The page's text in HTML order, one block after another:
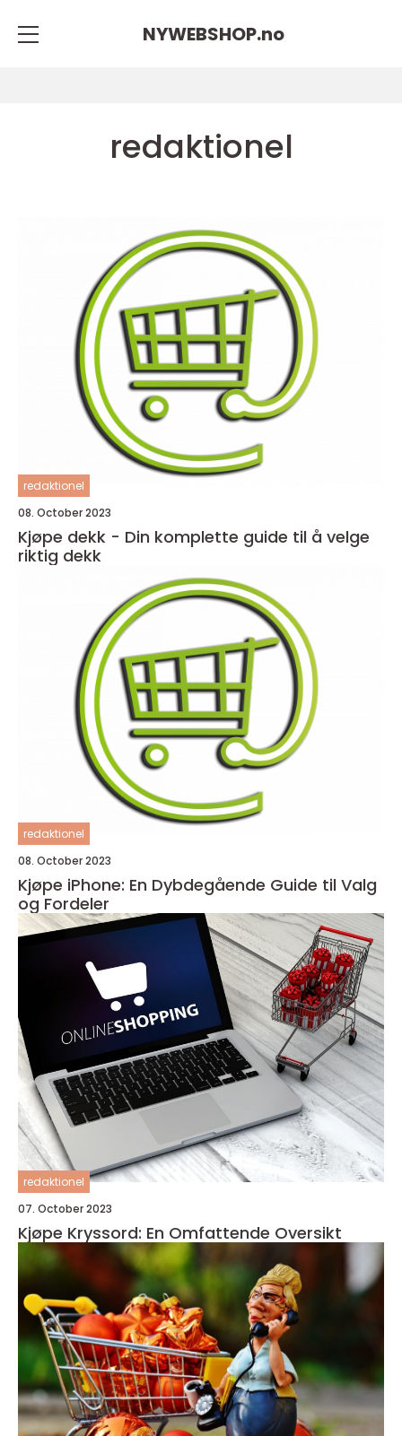
NYWEBSHOP.no
redaktionel
redaktionel
08. October 2023
Kjøpe dekk - Din komplette guide til å velge
riktig dekk
redaktionel
08. October 2023
Kjøpe iPhone: En Dybdegående Guide til Valg
og Fordeler
redaktionel
07. October 2023
Kjøpe Kryssord: En Omfattende Oversikt